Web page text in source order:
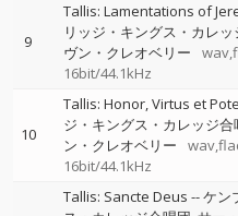
9
Tallis: Lamentations of
リッジ・キングス・カレッ
ヴン・クレオベリー
16bit/44.1kHz
10
Tallis: Honor, Virtus et
ジ・キングス・カレッジ合
ン・クレオベリー
16bit/44.1kHz
Tallis: Sancte Deus --ケン